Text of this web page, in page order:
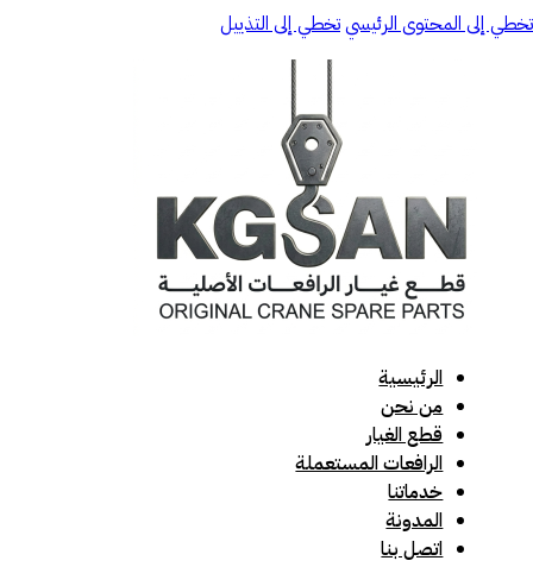
تخطي إلى المحتوى الرئيسيتخطي إلى التذييل
الرئيسية
من نحن
قطع الغيار
الرافعات المستعملة
خدماتنا
المدونة
اتصل بنا